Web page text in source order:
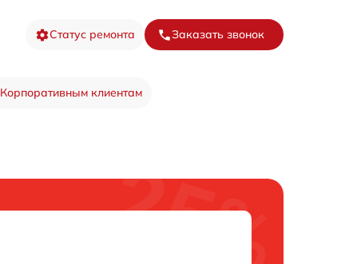
Статус ремонта Заказать звонок
Корпоративным клиентам